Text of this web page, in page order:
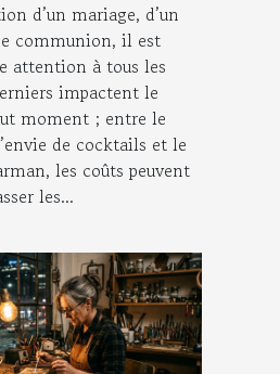
d’un mariage, d’un
communion, il est
attention à tous les
impactent le
moment ; entre le
de cocktails et le
les coûts peuvent
les...